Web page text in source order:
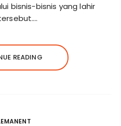
bisnis-bisnis yang lahir
READING